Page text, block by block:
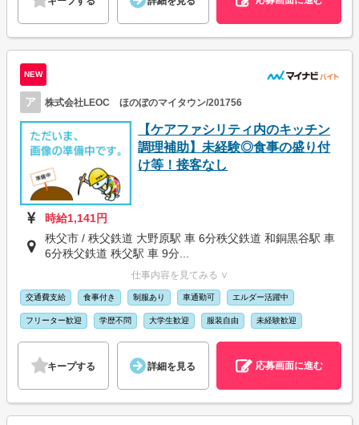
NEW
ア 株式会社LEOC ほのぼのマイタウン/201756
【ケアファシリティ内のキッチン
調理補助】未経験◎食事の盛り付
け等！接客なし
時給1,141円
秩父市 / 秩父鉄道 大野原駅 車 6分秩父鉄道 和銅黒谷駅 車
6分秩父鉄道 秩父駅 車 9分...
仕事内容を見てみる ∨
交通費支給 食事付き 制服あり 車通勤可 エルダー活躍中
フリーター歓迎 学歴不問 大学生歓迎 服装自由 未経験歓迎
キープする 詳細を見る 応募画面に進む